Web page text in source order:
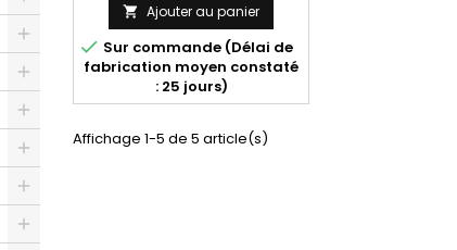
 Ajouter au panier
 Sur commande (Délai de
fabrication moyen constaté
: 25 jours)
Affichage 1-5 de 5 article(s)